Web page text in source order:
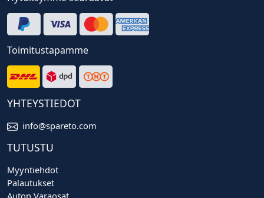
Toimitustapamme
YHTEYSTIEDOT
info@spareto.com
TUTUSTU
Myyntiehdot
Palautukset
Auton Varaosat